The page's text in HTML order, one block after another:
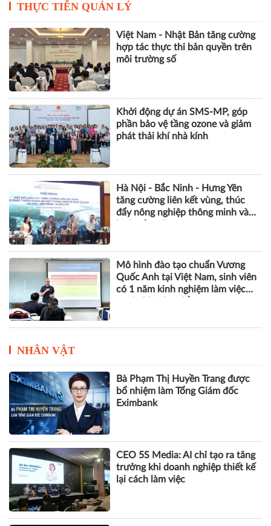
THỰC TIỄN QUẢN LÝ
Việt Nam - Nhật Bản tăng cường
hợp tác thực thi bản quyền trên
môi trường số
Khởi động dự án SMS-MP, góp
phần bảo vệ tầng ozone và giảm
phát thải khí nhà kính
Hà Nội - Bắc Ninh - Hưng Yên
tăng cường liên kết vùng, thúc
đẩy nông nghiệp thông minh và
Mô hình đào tạo chuẩn Vương
Quốc Anh tại Việt Nam, sinh viên
có 1 năm kinh nghiệm làm việc
NHÂN VẬT
Bà Phạm Thị Huyền Trang được
bổ nhiệm làm Tổng Giám đốc
Eximbank
CEO 5S Media: AI chỉ tạo ra tăng
trưởng khi doanh nghiệp thiết kế
lại cách làm việc